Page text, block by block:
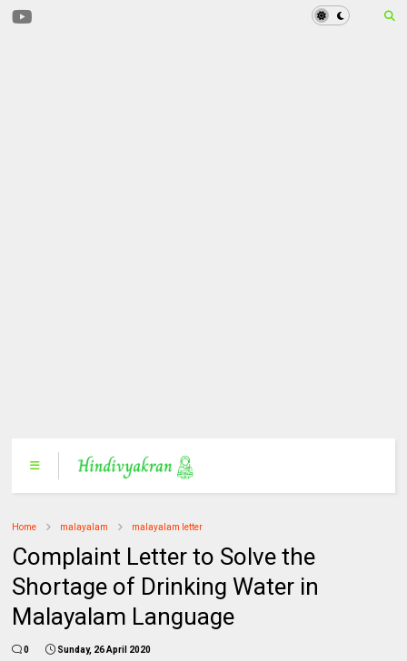
Home malayalam malayalam letter
Complaint Letter to Solve the
Shortage of Drinking Water in
Malayalam Language
0 Sunday, 26 April 2020